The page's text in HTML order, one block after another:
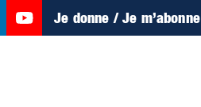
Je donne / Je m’abonne